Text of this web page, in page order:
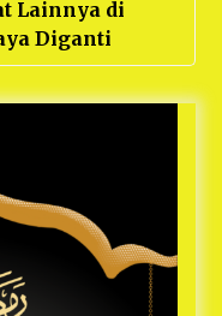
Lainnya di
Diganti